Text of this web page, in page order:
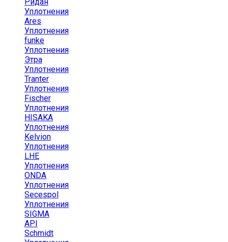
Уплотнения
Ares
Уплотнения
funke
Уплотнения
Этра
Уплотнения
Tranter
Уплотнения
Fischer
Уплотнения
HISAKA
Уплотнения
Kelvion
Уплотнения
LHE
Уплотнения
ONDA
Уплотнения
Secespol
Уплотнения
SIGMA
API
Schmidt